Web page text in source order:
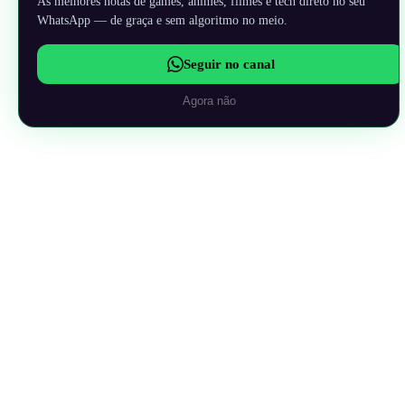
WhatsApp — de graça e sem algoritmo no meio.
Seguir no canal
Agora não